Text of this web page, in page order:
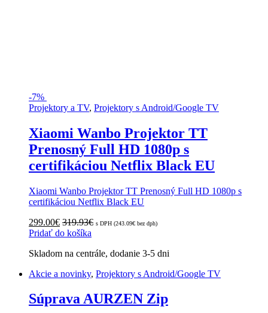
-7%
Projektory a TV, Projektory s Android/Google TV
Xiaomi Wanbo Projektor TT
Prenosný Full HD 1080p s
certifikáciou Netflix Black EU
Xiaomi Wanbo Projektor TT Prenosný Full HD 1080p s
certifikáciou Netflix Black EU
299.00€ 319.93€ s DPH (243.09€ bez dph)
Pridať do košíka
Skladom na centrále, dodanie 3-5 dni
Akcie a novinky, Projektory s Android/Google TV
Súprava AURZEN Zip